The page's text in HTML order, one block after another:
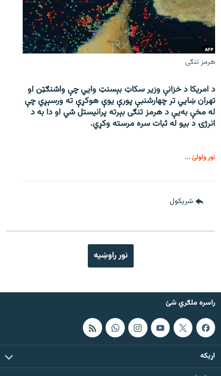
هرمز تنګی
د امریکا د خزانې وزیر سکاټ بېسنټ وایي چې واشنګټن او
تهران ښايي تر چهارشنبې پورې یوې هوکړې ته ورسېږي چې
له مخې به‌یې د هرمز تنګی بېرته پرانیستل شي او دا به د
انرژۍ د بیو له ثبات سره مرسته وکړي.
نور ولولئ ...
شريکول
نور راوښيه
راسره ملګري شئ
اړيکه